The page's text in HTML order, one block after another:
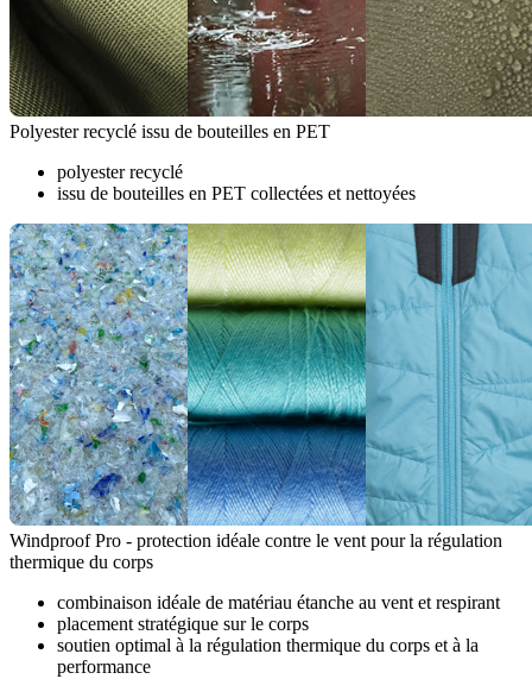
Polyester recyclé issu de bouteilles en PET
polyester recyclé
issu de bouteilles en PET collectées et nettoyées
Windproof Pro - protection idéale contre le vent pour la régulation
thermique du corps
combinaison idéale de matériau étanche au vent et respirant
placement stratégique sur le corps
soutien optimal à la régulation thermique du corps et à la
performance